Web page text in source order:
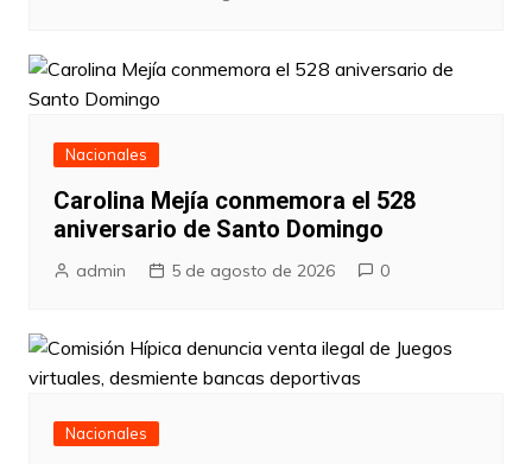
Nacionales
Carolina Mejía conmemora el 528
aniversario de Santo Domingo
admin 5 de agosto de 2026 0
Nacionales